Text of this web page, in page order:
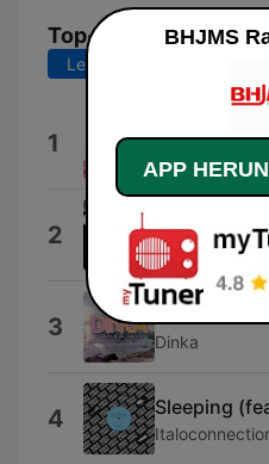
Top-Songs
Letzte 7 Tage
1 Aste
2 If You Want
Todays Eden
3 Dinka
4 Sleeping
BHJMS
APP